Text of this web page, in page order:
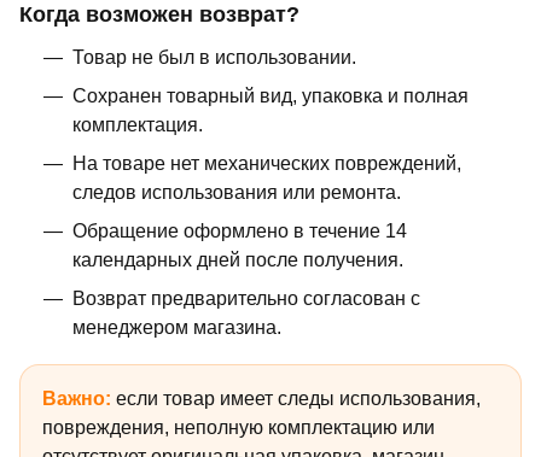
Когда возможен возврат?
Товар не был в использовании.
Сохранен товарный вид, упаковка и полная
комплектация.
На товаре нет механических повреждений,
следов использования или ремонта.
Обращение оформлено в течение 14
календарных дней после получения.
Возврат предварительно согласован с
менеджером магазина.
Важно: если товар имеет следы использования,
повреждения, неполную комплектацию или